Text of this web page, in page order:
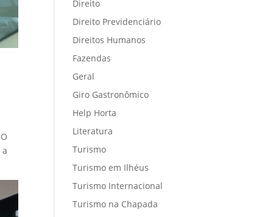
Direito
Direito Previdenciário
Direitos Humanos
Fazendas
Geral
Giro Gastronômico
Help Horta
Literatura
Turismo
Turismo em Ilhéus
Turismo Internacional
Turismo na Chapada